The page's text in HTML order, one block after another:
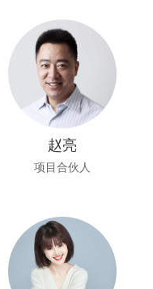
赵亮
项目合伙人